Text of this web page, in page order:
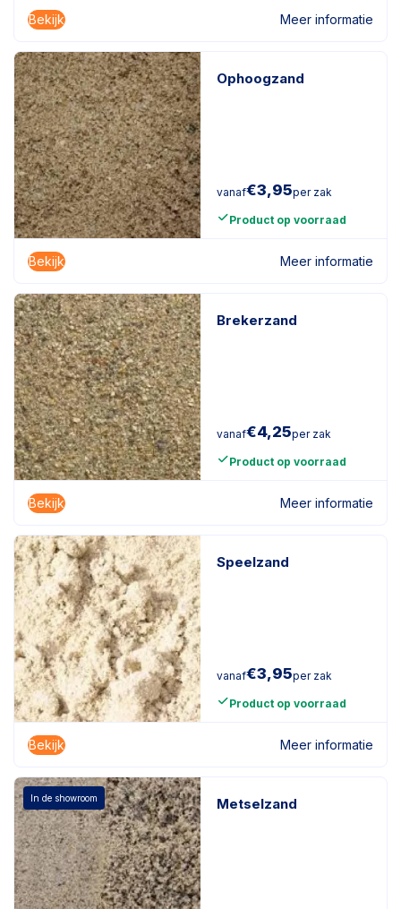
Bekijk Meer informatie
Ophoogzand
vanaf€3,95per zak
Product op voorraad
Bekijk Meer informatie
Brekerzand
vanaf€4,25per zak
Product op voorraad
Bekijk Meer informatie
Speelzand
vanaf€3,95per zak
Product op voorraad
Bekijk Meer informatie
In de showroom Metselzand